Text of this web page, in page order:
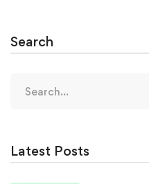
Search
for:
Latest Posts